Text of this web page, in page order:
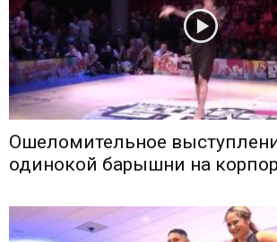
Ошеломительное
одинокой барышни на